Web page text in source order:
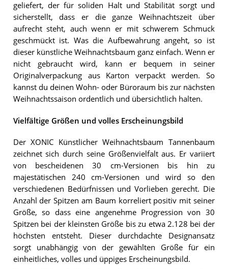
geliefert, der für soliden Halt und Stabilität sorgt und
sicherstellt, dass er die ganze Weihnachtszeit über
aufrecht steht, auch wenn er mit schwerem Schmuck
geschmückt ist. Was die Aufbewahrung angeht, so ist
dieser künstliche Weihnachtsbaum ganz einfach. Wenn er
nicht gebraucht wird, kann er bequem in seiner
Originalverpackung aus Karton verpackt werden. So
kannst du deinen Wohn- oder Büroraum bis zur nächsten
Weihnachtssaison ordentlich und übersichtlich halten.
Vielfältige Größen und volles Erscheinungsbild
Der XONIC Künstlicher Weihnachtsbaum Tannenbaum
zeichnet sich durch seine Größenvielfalt aus. Er variiert
von bescheidenen 30 cm-Versionen bis hin zu
majestätischen 240 cm-Versionen und wird so den
verschiedenen Bedürfnissen und Vorlieben gerecht. Die
Anzahl der Spitzen am Baum korreliert positiv mit seiner
Größe, so dass eine angenehme Progression von 30
Spitzen bei der kleinsten Größe bis zu etwa 2.128 bei der
höchsten entsteht. Dieser durchdachte Designansatz
sorgt unabhängig von der gewählten Größe für ein
einheitliches, volles und üppiges Erscheinungsbild.